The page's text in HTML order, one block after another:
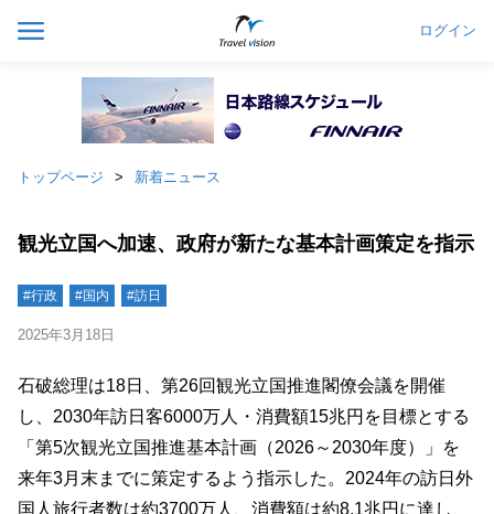
ログイン
トップページ 新着ニュース
観光立国へ加速、政府が新たな基本計画策定を指示
#行政 #国内 #訪日
2025年3月18日
石破総理は18日、第26回観光立国推進閣僚会議を開催
し、2030年訪日客6000万人・消費額15兆円を目標とする
「第5次観光立国推進基本計画（2026～2030年度）」を
来年3月末までに策定するよう指示した。2024年の訪日外
国人旅行者数は約3700万人、消費額は約8.1兆円に達し、